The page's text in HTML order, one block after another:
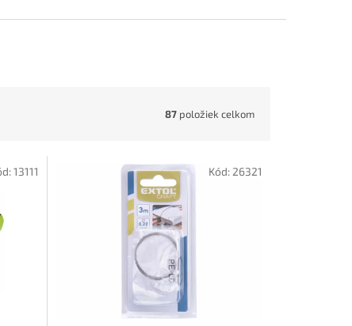
87 položiek celkom
13111 Kód:26321